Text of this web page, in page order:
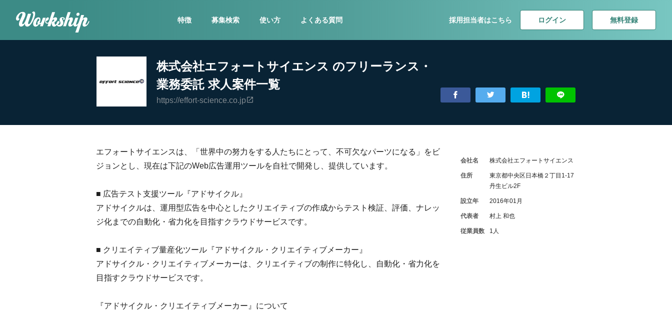
特徴 募集検索 使い方 よくある質問 採用担当者はこちら ログイン 無料登録
株式会社エフォートサイエンス のフリーランス・
業務委託 求人案件一覧
https://effort-science.co.jp
エフォートサイエンスは、「世界中の努力をする人たちにとって、不可欠なパーツになる」をビ
ジョンとし、現在は下記のWeb広告運用ツールを自社で開発し、提供しています。
■ 広告テスト支援ツール『アドサイクル』
アドサイクルは、運用型広告を中心としたクリエイティブの作成からテスト検証、評価、ナレッ
ジ化までの自動化・省力化を目指すクラウドサービスです。
■ クリエイティブ量産化ツール『アドサイクル・クリエイティブメーカー』
アドサイクル・クリエイティブメーカーは、クリエイティブの制作に特化し、自動化・省力化を
目指すクラウドサービスです。
『アドサイクル・クリエイティブメーカー』について
会社名 株式会社エフォートサイエンス
住所
東京都中央区日本橋２丁目1-17
丹生ビル2F
設立年 2016年01月
代表者 村上 和也
従業員数 1人